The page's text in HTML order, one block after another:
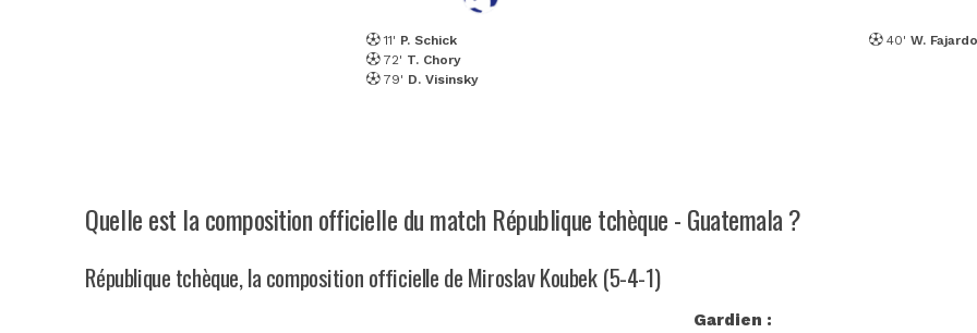
11' P. Schick
72' T. Chory
79' D. Visinsky
40'W.
Quelle est la composition officielle du match République tchèque - Guatemala ?
République tchèque, la composition officielle de Miroslav Koubek (5-4-1)
Gardien :